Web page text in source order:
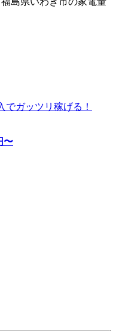
でガッツリ稼げる！
〜